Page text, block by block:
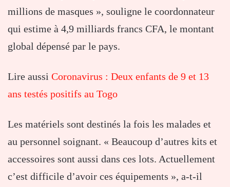
millions de masques », souligne le coordonnateur
qui estime à 4,9 milliards francs CFA, le montant
global dépensé par le pays.
Lire aussi Coronavirus : Deux enfants de 9 et 13
ans testés positifs au Togo
Les matériels sont destinés la fois les malades et
au personnel soignant. « Beaucoup d’autres kits et
accessoires sont aussi dans ces lots. Actuellement
c’est difficile d’avoir ces équipements », a-t-il